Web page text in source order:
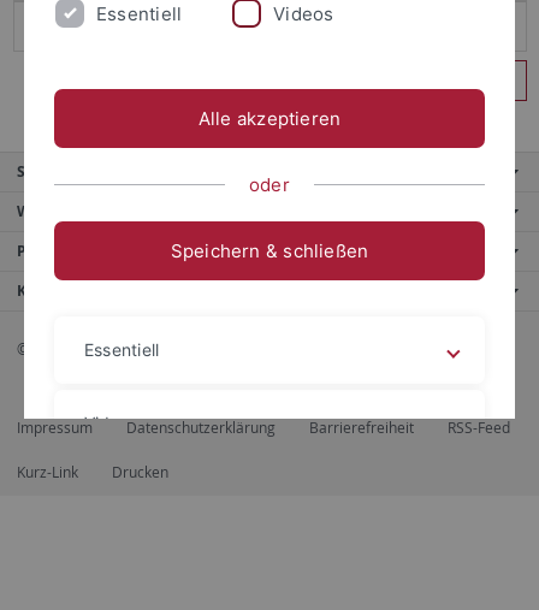
Service
Weitere Angebote
Portale
Kontaktinfo
© 2026 Eberhard Karls Universität Tübingen, Tübingen
Impressum Datenschutzerklärung Barrierefreiheit RSS-Feed
Kurz-Link Drucken
Essentiell Videos
Alle akzeptieren
oder
Speichern & schließen
Essentiell
Videos